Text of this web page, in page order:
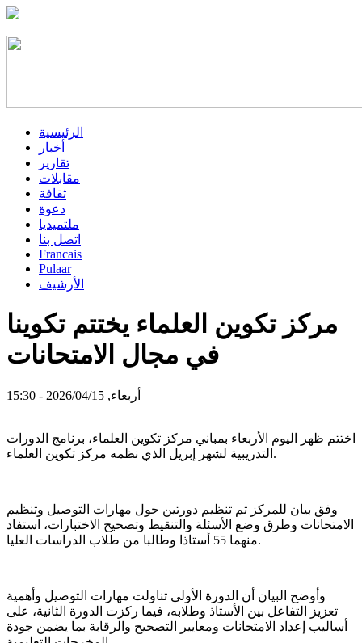
الرئيسية
أخبار
تقارير
مقابلات
ثقافة
دعوة
ملتميديا
اتصل بنا
Francais
Pulaar
الأرشيف
مركز تكوين العلماء يختتم تكوينا
في مجال الامتحانات
أربعاء, 2026/04/15 - 15:30
اختتم ظهر اليوم الأربعاء بمباني مركز تكوين العلماء، برنامج الدورات
التدريبية لشهر إبريل الذي نظمه مركز تكوين العلماء.
وفق بيان للمركز تم تنظيم دورتين حول مهارات التوصيل وتنظيم
الامتحانات وطرق وضع الأسئلة والتنقيط وتصحيح الاختبارات، استفاد
منهما 55 أستاذا وطالبا من طلاب الدراسات العليا.
وأوضح البيان أن الدورة الأولى تناولت مهارات التوصيل وأهمية
تعزيز التفاعل بين الأستاذ وطلابه، فيما ركزت الدورة الثانية، على
أساليب إعداد الامتحانات ومعايير التصحيح والرقابة بما يضمن جودة